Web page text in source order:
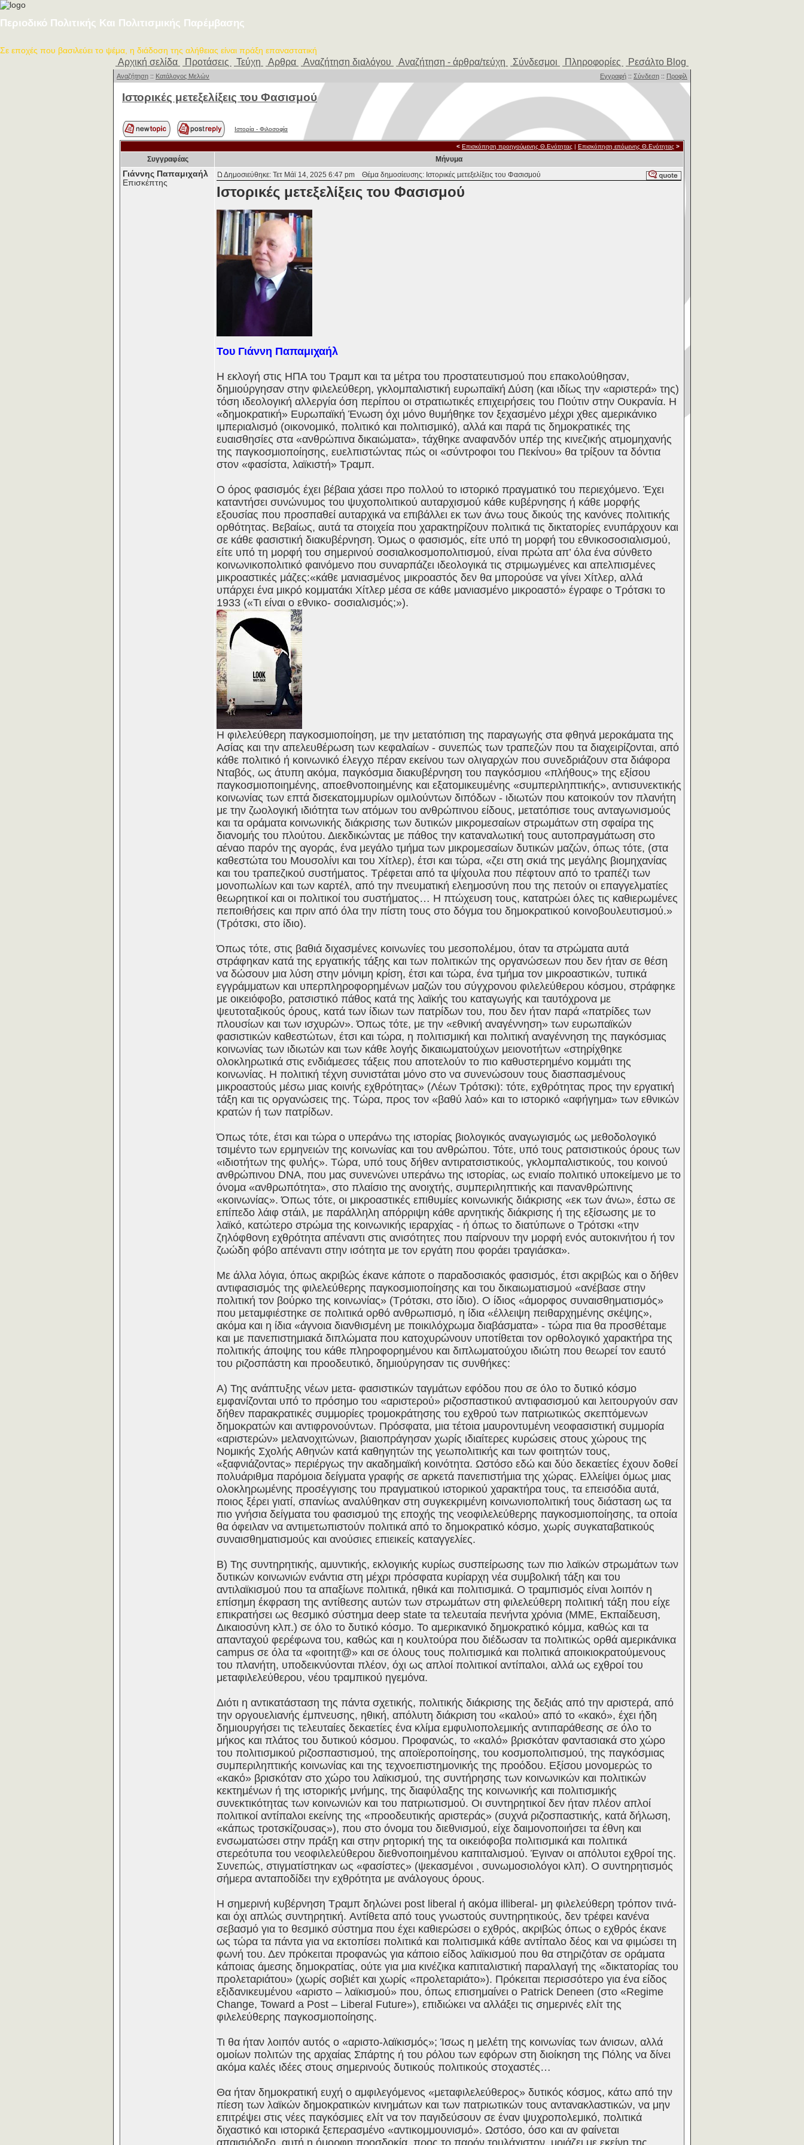
Περιοδικό Πολιτικής Και Πολιτισμικής Παρέμβασης
Σε εποχές που βασιλεύει το ψέμα, η διάδοση της αλήθειας είναι πράξη επαναστατική
Αρχική σελίδα Προτάσεις Τεύχη Αρθρα Αναζήτηση διαλόγου Αναζήτηση - άρθρα/τεύχη Σύνδεσμοι Πληροφορίες Ρεσάλτο Blog
Αναζήτηση :: Κατάλογος Μελών Εγγραφή :: Σύνδεση :: Προφίλ
Ιστορικές μετεξελίξεις του Φασισμού
Ιστορία - Φιλοσοφία
< Επισκόπηση προηγούμενης Θ.Ενότητας | Επισκόπηση επόμενης Θ.Ενότητας >
Συγγραφέας Μήνυμα
Γιάννης Παπαμιχαήλ
Επισκέπτης
Δημοσιεύθηκε: Τετ Μάϊ 14, 2025 6:47 pm Θέμα δημοσίευσης: Ιστορικές μετεξελίξεις του Φασισμού
Ιστορικές μετεξελίξεις του Φασισμού
Του Γιάννη Παπαμιχαήλ
Η εκλογή στις ΗΠΑ του Τραμπ και τα μέτρα του προστατευτισμού που επακολούθησαν,
δημιούργησαν στην φιλελεύθερη, γκλομπαλιστική ευρωπαϊκή Δύση (και ιδίως την «αριστερά» της)
τόση ιδεολογική αλλεργία όση περίπου οι στρατιωτικές επιχειρήσεις του Πούτιν στην Ουκρανία. Η
«δημοκρατική» Ευρωπαϊκή Ένωση όχι μόνο θυμήθηκε τον ξεχασμένο μέχρι χθες αμερικάνικο
ιμπεριαλισμό (οικονομικό, πολιτικό και πολιτισμικό), αλλά και παρά τις δημοκρατικές της
ευαισθησίες στα «ανθρώπινα δικαιώματα», τάχθηκε αναφανδόν υπέρ της κινεζικής ατμομηχανής
της παγκοσμιοποίησης, ευελπιστώντας πώς οι «σύντροφοι του Πεκίνου» θα τρίξουν τα δόντια
στον «φασίστα, λαϊκιστή» Τραμπ.
Ο όρος φασισμός έχει βέβαια χάσει προ πολλού το ιστορικό πραγματικό του περιεχόμενο. Έχει
καταντήσει συνώνυμος του ψυχοπολιτικού αυταρχισμού κάθε κυβέρνησης ή κάθε μορφής
εξουσίας που προσπαθεί αυταρχικά να επιβάλλει εκ των άνω τους δικούς της κανόνες πολιτικής
ορθότητας. Βεβαίως, αυτά τα στοιχεία που χαρακτηρίζουν πολιτικά τις δικτατορίες ενυπάρχουν και
σε κάθε φασιστική διακυβέρνηση. Όμως ο φασισμός, είτε υπό τη μορφή του εθνικοσοσιαλισμού,
είτε υπό τη μορφή του σημερινού σοσιαλκοσμοπολιτισμού, είναι πρώτα απ’ όλα ένα σύνθετο
κοινωνικοπολιτικό φαινόμενο που συναρπάζει ιδεολογικά τις στριμωγμένες και απελπισμένες
μικροαστικές μάζες:«κάθε μανιασμένος μικροαστός δεν θα μπορούσε να γίνει Χίτλερ, αλλά
υπάρχει ένα μικρό κομματάκι Χίτλερ μέσα σε κάθε μανιασμένο μικροαστό» έγραφε ο Τρότσκι το
1933 («Τι είναι ο εθνικο- σοσιαλισμός;»).
Η φιλελεύθερη παγκοσμιοποίηση, με την μετατόπιση της παραγωγής στα φθηνά μεροκάματα της
Ασίας και την απελευθέρωση των κεφαλαίων - συνεπώς των τραπεζών που τα διαχειρίζονται, από
κάθε πολιτικό ή κοινωνικό έλεγχο πέραν εκείνου των ολιγαρχών που συνεδριάζουν στα διάφορα
Νταβός, ως άτυπη ακόμα, παγκόσμια διακυβέρνηση του παγκόσμιου «πλήθους» της εξίσου
παγκοσμιοποιημένης, αποεθνοποιημένης και εξατομικευμένης «συμπεριληπτικής», αντισυνεκτικής
κοινωνίας των επτά δισεκατομμυρίων ομιλούντων διπόδων - ιδιωτών που κατοικούν τον πλανήτη
με την ζωολογική ιδιότητα των ατόμων του ανθρώπινου είδους, μετατόπισε τους ανταγωνισμούς
και τα οράματα κοινωνικής διάκρισης των δυτικών μικρομεσαίων στρωμάτων στη σφαίρα της
διανομής του πλούτου. Διεκδικώντας με πάθος την καταναλωτική τους αυτοπραγμάτωση στο
αέναο παρόν της αγοράς, ένα μεγάλο τμήμα των μικρομεσαίων δυτικών μαζών, όπως τότε, (στα
καθεστώτα του Μουσολίνι και του Χίτλερ), έτσι και τώρα, «ζει στη σκιά της μεγάλης βιομηχανίας
και του τραπεζικού συστήματος. Τρέφεται από τα ψίχουλα που πέφτουν από το τραπέζι των
μονοπωλίων και των καρτέλ, από την πνευματική ελεημοσύνη που της πετούν οι επαγγελματίες
θεωρητικοί και οι πολιτικοί του συστήματος… Η πτώχευση τους, κατατρώει όλες τις καθιερωμένες
πεποιθήσεις και πριν από όλα την πίστη τους στο δόγμα του δημοκρατικού κοινοβουλευτισμού.»
(Τρότσκι, στο ίδιο).
Όπως τότε, στις βαθιά διχασμένες κοινωνίες του μεσοπολέμου, όταν τα στρώματα αυτά
στράφηκαν κατά της εργατικής τάξης και των πολιτικών της οργανώσεων που δεν ήταν σε θέση
να δώσουν μια λύση στην μόνιμη κρίση, έτσι και τώρα, ένα τμήμα τον μικροαστικών, τυπικά
εγγράμματων και υπερπληροφορημένων μαζών του σύγχρονου φιλελεύθερου κόσμου, στράφηκε
με οικειόφοβο, ρατσιστικό πάθος κατά της λαϊκής του καταγωγής και ταυτόχρονα με
ψευτοταξικούς όρους, κατά των ίδιων των πατρίδων του, που δεν ήταν παρά «πατρίδες των
πλουσίων και των ισχυρών». Όπως τότε, με την «εθνική αναγέννηση» των ευρωπαϊκών
φασιστικών καθεστώτων, έτσι και τώρα, η πολιτισμική και πολιτική αναγέννηση της παγκόσμιας
κοινωνίας των ιδιωτών και των κάθε λογής δικαιωματούχων μειονοτήτων «στηρίχθηκε
ολοκληρωτικά στις ενδιάμεσες τάξεις που αποτελούν το πιο καθυστερημένο κομμάτι της
κοινωνίας. Η πολιτική τέχνη συνιστάται μόνο στο να συνενώσουν τους διασπασμένους
μικροαστούς μέσω μιας κοινής εχθρότητας» (Λέων Τρότσκι): τότε, εχθρότητας προς την εργατική
τάξη και τις οργανώσεις της. Τώρα, προς τον «βαθύ λαό» και το ιστορικό «αφήγημα» των εθνικών
κρατών ή των πατρίδων.
Όπως τότε, έτσι και τώρα ο υπεράνω της ιστορίας βιολογικός αναγωγισμός ως μεθοδολογικό
τσιμέντο των ερμηνειών της κοινωνίας και του ανθρώπου. Τότε, υπό τους ρατσιστικούς όρους των
«ιδιοτήτων της φυλής». Τώρα, υπό τους δήθεν αντιρατσιστικούς, γκλομπαλιστικούς, του κοινού
ανθρώπινου DNA, που μας συνενώνει υπεράνω της ιστορίας, ως ενιαίο πολιτικό υποκείμενο με το
όνομα «ανθρωπότητα», στο πλαίσιο της ανοιχτής, συμπεριληπτικής και πανανθρώπινης
«κοινωνίας». Όπως τότε, οι μικροαστικές επιθυμίες κοινωνικής διάκρισης «εκ των άνω», έστω σε
επίπεδο λάιφ στάιλ, με παράλληλη απόρριψη κάθε αρνητικής διάκρισης ή της εξίσωσης με το
λαϊκό, κατώτερο στρώμα της κοινωνικής ιεραρχίας - ή όπως το διατύπωνε ο Τρότσκι «την
ζηλόφθονη εχθρότητα απέναντι στις ανισότητες που παίρνουν την μορφή ενός αυτοκινήτου ή τον
ζωώδη φόβο απέναντι στην ισότητα με τον εργάτη που φοράει τραγιάσκα».
Με άλλα λόγια, όπως ακριβώς έκανε κάποτε ο παραδοσιακός φασισμός, έτσι ακριβώς και ο δήθεν
αντιφασισμός της φιλελεύθερης παγκοσμιοποίησης και του δικαιωματισμού «ανέβασε στην
πολιτική τον βούρκο της κοινωνίας» (Τρότσκι, στο ίδιο). Ο ίδιος «άμορφος συναισθηματισμός»
που μεταμφιέστηκε σε πολιτικά ορθό ανθρωπισμό, η ίδια «έλλειψη πειθαρχημένης σκέψης»,
ακόμα και η ίδια «άγνοια διανθισμένη με ποικιλόχρωμα διαβάσματα» - τώρα πια θα προσθέταμε
και με πανεπιστημιακά διπλώματα που κατοχυρώνουν υποτίθεται τον ορθολογικό χαρακτήρα της
πολιτικής άποψης του κάθε πληροφορημένου και διπλωματούχου ιδιώτη που θεωρεί τον εαυτό
του ριζοσπάστη και προοδευτικό, δημιούργησαν τις συνθήκες:
Α) Της ανάπτυξης νέων μετα- φασιστικών ταγμάτων εφόδου που σε όλο το δυτικό κόσμο
εμφανίζονται υπό το πρόσημο του «αριστερού» ριζοσπαστικού αντιφασισμού και λειτουργούν σαν
δήθεν παρακρατικές συμμορίες τρομοκράτησης του εχθρού των πατριωτικώς σκεπτόμενων
δημοκρατών και αντιφρονούντων. Πρόσφατα, μια τέτοια μαυροντυμένη νεοφασιστική συμμορία
«αριστερών» μελανοχιτώνων, βιαιοπράγησαν χωρίς ιδιαίτερες κυρώσεις στους χώρους της
Νομικής Σχολής Αθηνών κατά καθηγητών της γεωπολιτικής και των φοιτητών τους,
«ξαφνιάζοντας» περιέργως την ακαδημαϊκή κοινότητα. Ωστόσο εδώ και δύο δεκαετίες έχουν δοθεί
πολυάριθμα παρόμοια δείγματα γραφής σε αρκετά πανεπιστήμια της χώρας. Ελλείψει όμως μιας
ολοκληρωμένης προσέγγισης του πραγματικού ιστορικού χαρακτήρα τους, τα επεισόδια αυτά,
ποιος ξέρει γιατί, σπανίως αναλύθηκαν στη συγκεκριμένη κοινωνιοπολιτική τους διάσταση ως τα
πιο γνήσια δείγματα του φασισμού της εποχής της νεοφιλελεύθερης παγκοσμιοποίησης, τα οποία
θα όφειλαν να αντιμετωπιστούν πολιτικά από το δημοκρατικό κόσμο, χωρίς συγκαταβατικούς
συναισθηματισμούς και ανούσιες επιεικείς καταγγελίες.
Β) Της συντηρητικής, αμυντικής, εκλογικής κυρίως συσπείρωσης των πιο λαϊκών στρωμάτων των
δυτικών κοινωνιών ενάντια στη μέχρι πρόσφατα κυρίαρχη νέα συμβολική τάξη και του
αντιλαϊκισμού που τα απαξίωνε πολιτικά, ηθικά και πολιτισμικά. Ο τραμπισμός είναι λοιπόν η
επίσημη έκφραση της αντίθεσης αυτών των στρωμάτων στη φιλελεύθερη πολιτική τάξη που είχε
επικρατήσει ως θεσμικό σύστημα deep state τα τελευταία πενήντα χρόνια (ΜΜΕ, Εκπαίδευση,
Δικαιοσύνη κλπ.) σε όλο το δυτικό κόσμο. Το αμερικανικό δημοκρατικό κόμμα, καθώς και τα
απανταχού φερέφωνα του, καθώς και η κουλτούρα που διέδωσαν τα πολιτικώς ορθά αμερικάνικα
campus σε όλα τα «φοιτητ@» και σε όλους τους πολιτισμικά και πολιτικά αποικιοκρατούμενους
του πλανήτη, υποδεικνύονται πλέον, όχι ως απλοί πολιτικοί αντίπαλοι, αλλά ως εχθροί του
μεταφιλελεύθερου, νέου τραμπικού ηγεμόνα.
Διότι η αντικατάσταση της πάντα σχετικής, πολιτικής διάκρισης της δεξιάς από την αριστερά, από
την οργουελιανής έμπνευσης, ηθική, απόλυτη διάκριση του «καλού» από το «κακό», έχει ήδη
δημιουργήσει τις τελευταίες δεκαετίες ένα κλίμα εμφυλιοπολεμικής αντιπαράθεσης σε όλο το
μήκος και πλάτος του δυτικού κόσμου. Προφανώς, το «καλό» βρισκόταν φαντασιακά στο χώρο
του πολιτισμικού ριζοσπαστισμού, της αποϊεροποίησης, του κοσμοπολιτισμού, της παγκόσμιας
συμπεριληπτικής κοινωνίας και της τεχνοεπιστημονικής της προόδου. Εξίσου μονομερώς το
«κακό» βρισκόταν στο χώρο του λαϊκισμού, της συντήρησης των κοινωνικών και πολιτικών
κεκτημένων ή της ιστορικής μνήμης, της διαφύλαξης της κοινωνικής και πολιτισμικής
συνεκτικότητας των κοινωνιών και του πατριωτισμού. Οι συντηρητικοί δεν ήταν πλέον απλοί
πολιτικοί αντίπαλοι εκείνης της «προοδευτικής αριστεράς» (συχνά ριζοσπαστικής, κατά δήλωση,
«κάπως τροτσκίζουσας»), που στο όνομα του διεθνισμού, είχε δαιμονοποιήσει τα έθνη και
ενσωματώσει στην πράξη και στην ρητορική της τα οικειόφοβα πολιτισμικά και πολιτικά
στερεότυπα του νεοφιλελεύθερου διεθνοποιημένου καπιταλισμού. Έγιναν οι απόλυτοι εχθροί της.
Συνεπώς, στιγματίστηκαν ως «φασίστες» (ψεκασμένοι , συνωμοσιολόγοι κλπ). Ο συντηρητισμός
σήμερα ανταποδίδει την εχθρότητα με ανάλογους όρους.
Η σημερινή κυβέρνηση Τραμπ δηλώνει post liberal ή ακόμα illiberal- μη φιλελεύθερη τρόπον τινά-
και όχι απλώς συντηρητική. Aντίθετα από τους γνωστούς συντηρητικούς, δεν τρέφει κανένα
σεβασμό για το θεσμικό σύστημα που έχει καθιερώσει ο εχθρός, ακριβώς όπως ο εχθρός έκανε
ως τώρα τα πάντα για να εκτοπίσει πολιτικά και πολιτισμικά κάθε αντίπαλο δέος και να φιμώσει τη
φωνή του. Δεν πρόκειται προφανώς για κάποιο είδος λαϊκισμού που θα στηριζόταν σε οράματα
κάποιας άμεσης δημοκρατίας, ούτε για μια κινέζικα καπιταλιστική παραλλαγή της «δικτατορίας του
προλεταριάτου» (χωρίς σοβιέτ και χωρίς «προλεταριάτο»). Πρόκειται περισσότερο για ένα είδος
εξιδανικευμένου «αριστο – λαϊκισμού» που, όπως επισημαίνει ο Patrick Deneen (στο «Regime
Change, Toward a Post – Liberal Future»), επιδιώκει να αλλάξει τις σημερινές ελίτ της
φιλελεύθερης παγκοσμιοποίησης.
Τι θα ήταν λοιπόν αυτός ο «αριστο-λαϊκισμός»; Ίσως η μελέτη της κοινωνίας των άνισων, αλλά
ομοίων πολιτών της αρχαίας Σπάρτης ή του ρόλου των εφόρων στη διοίκηση της Πόλης να δίνει
ακόμα καλές ιδέες στους σημερινούς δυτικούς πολιτικούς στοχαστές…
Θα ήταν δημοκρατική ευχή ο αμφιλεγόμενος «μεταφιλελεύθερος» δυτικός κόσμος, κάτω από την
πίεση των λαϊκών δημοκρατικών κινημάτων και των πατριωτικών τους αντανακλαστικών, να μην
επιτρέψει στις νέες παγκόσμιες ελίτ να τον παγιδεύσουν σε έναν ψυχροπολεμικό, πολιτικά
διχαστικό και ιστορικά ξεπερασμένο «αντικομμουνισμό». Ωστόσο, όσο και αν φαίνεται